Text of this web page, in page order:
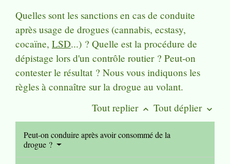
Quelles sont les sanctions en cas de conduite
après usage de drogues (cannabis, ecstasy,
cocaïne, LSD...) ? Quelle est la procédure de
dépistage lors d'un contrôle routier ? Peut-on
contester le résultat ? Nous vous indiquons les
règles à connaître sur la drogue au volant.
Tout replier keyboard_arrow_up Tout déplier keyboard_arrow_down
Peut-on conduire après avoir consommé de la
drogue ?